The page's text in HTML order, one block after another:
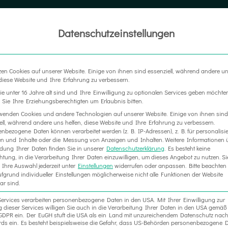
Schulen, Gastronomen, örtliche Verwaltungen, etc.:
unserem Hauptstandbein, arbeiten. In dieser Zeit
Datenschutzeinstellungen
Cookies auf unserer Website. Einige von ihnen sind essenziell, während andere
Website und Ihre Erfahrung zu verbessern.
unter 16 Jahre alt sind und Ihre Einwilligung zu optionalen Services geben
Sie Ihre Erziehungsberechtigten um Erlaubnis bitten.
Cookies und andere Technologien auf unserer Website. Einige von ihnen sind
während andere uns helfen, diese Website und Ihre Erfahrung zu verbessern.
Daten können verarbeitet werden (z. B. IP-Adressen), z. B. für
und Inhalte oder die Messung von Anzeigen und Inhalten. Weitere Informationen
Ihrer Daten finden Sie in unserer Datenschutzerklärung Es besteht keine
in die Verarbeitung Ihrer Daten einzuwilligen, um dieses Angebot zu nutzen.
Auswahl jederzeit unter Einstellungen widerrufen oder anpassen. Bitte beachten
individueller Einstellungen möglicherweise nicht alle Funktionen der Website
sind.
verarbeiten personenbezogene Daten in den USA. Mit Ihrer Einwilligung zur
dieser Services willigen Sie auch in die Verarbeitung Ihrer Daten in den USA gemäß
ein. Der EuGH stuft die USA als ein Land mit unzureichendem Datenschutz
ein. Es besteht beispielsweise die Gefahr, dass US-Behörden personenbezogene